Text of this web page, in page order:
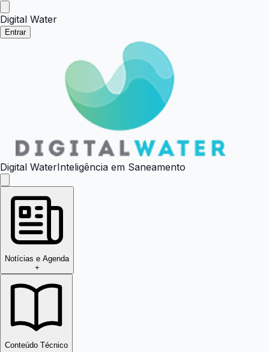
Digital Water
Entrar
Digital WaterInteligência em Saneamento
Notícias e Agenda
+
Conteúdo Técnico